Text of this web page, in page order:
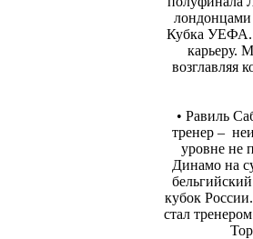
Кубка УЕФА.
карьеру.
возглавляя
• Равиль
тренер –
уровне не
Динамо на
кубок
стал